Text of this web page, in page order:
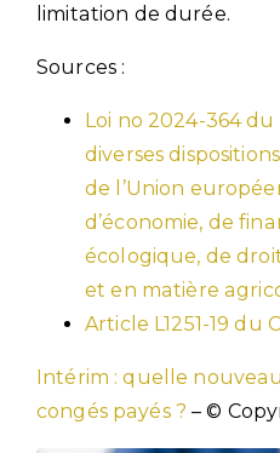
limitation de durée.
Sources :
Loi no 2024-364
diverses
de l’Union
d’économie, de
écologique, de
et en matière
Article L1251-19 du
Intérim : quelle
congés payés ? – ©